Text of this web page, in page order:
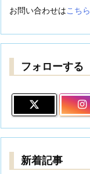
お問い合わせはこちら
フォローする
新着記事